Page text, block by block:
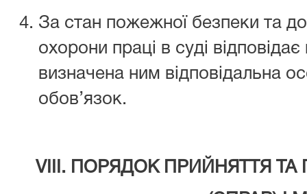
За стан пожежної безпеки та
охорони праці в суді
визначена ним відповідальна
обов’язок.
VIІI. ПОРЯДОК ПРИЙНЯТТЯ ТА